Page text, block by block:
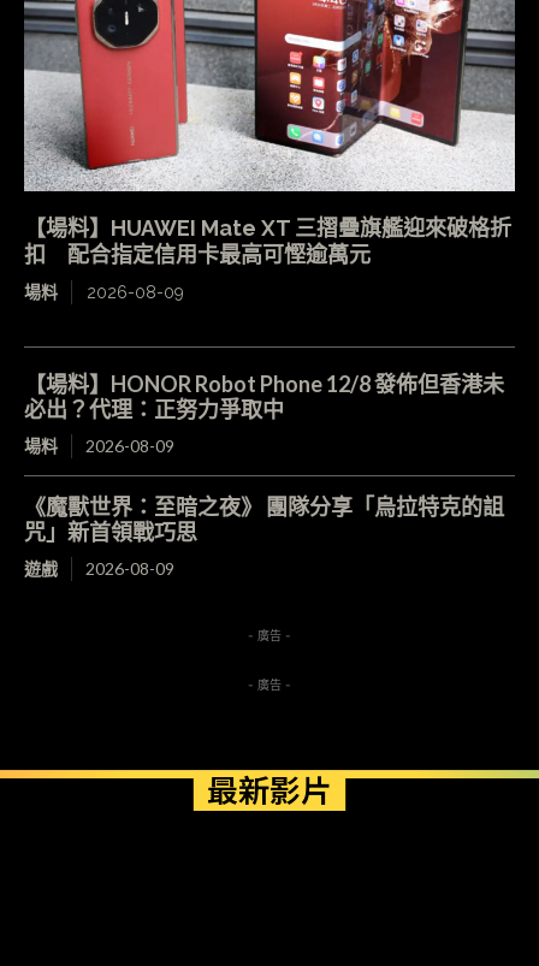
【場料】HUAWEI Mate XT 三摺疊旗艦迎來破格折
扣 配合指定信用卡最高可慳逾萬元
場料 2026-08-09
【場料】HONOR Robot Phone 12/8 發佈但香港未
必出？代理：正努力爭取中
場料 2026-08-09
《魔獸世界：至暗之夜》 團隊分享「烏拉特克的詛
咒」新首領戰巧思
遊戲 2026-08-09
- 廣告 -
- 廣告 -
最新影片